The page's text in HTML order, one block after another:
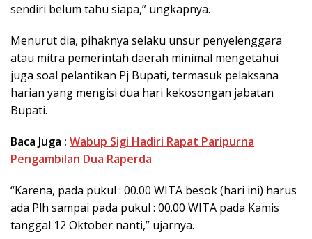
sendiri belum tahu siapa,” ungkapnya.
Menurut dia, pihaknya selaku unsur penyelenggara
atau mitra pemerintah daerah minimal mengetahui
juga soal pelantikan Pj Bupati, termasuk pelaksana
harian yang mengisi dua hari kekosongan jabatan
Bupati.
Baca Juga : Wabup Sigi Hadiri Rapat Paripurna
Pengambilan Dua Raperda
“Karena, pada pukul : 00.00 WITA besok (hari ini) harus
ada Plh sampai pada pukul : 00.00 WITA pada Kamis
tanggal 12 Oktober nanti,” ujarnya.